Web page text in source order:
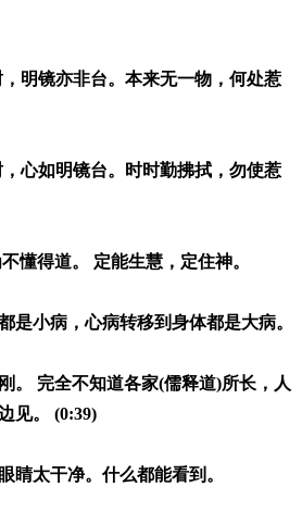
，明镜亦非台。本来无一物，何处惹
，心如明镜台。时时勤拂拭，勿使惹
懂得道。 定能生慧，定住神。
是小病，心病转移到身体都是大病。
。 完全不知道各家(儒释道)所长，人
见。 (0:39)
睛太干净。什么都能看到。